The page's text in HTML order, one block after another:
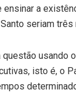
a
seriam
usando
isto é, o